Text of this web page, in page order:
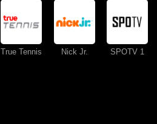
True Tennis Nick Jr. SPOTV 1